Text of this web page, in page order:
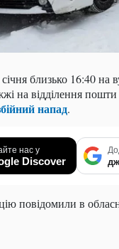
близько 16:40 на
на відділення
напад.
нас у
Discover
повідомили в